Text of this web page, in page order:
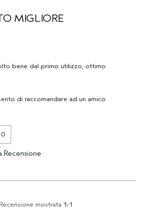
MIGLIORE
bene dal primo utilizzo, ottimo
di raccomandare ad un amico
0
Recensione
Recensione mostrata 1-1